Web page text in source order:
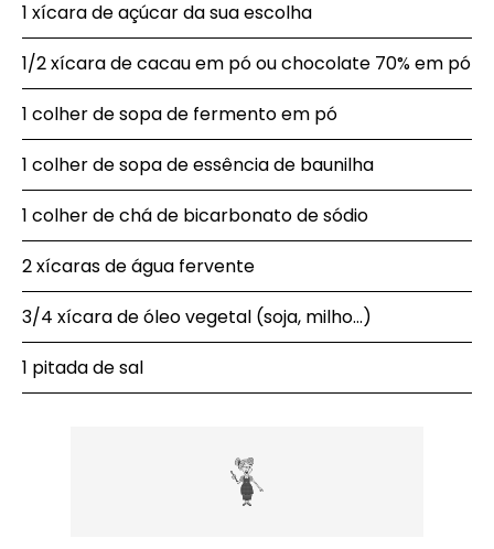
1 xícara de açúcar da sua escolha
1/2 xícara de cacau em pó ou chocolate 70% em pó
1 colher de sopa de fermento em pó
1 colher de sopa de essência de baunilha
1 colher de chá de bicarbonato de sódio
2 xícaras de água fervente
3/4 xícara de óleo vegetal (soja, milho…)
1 pitada de sal